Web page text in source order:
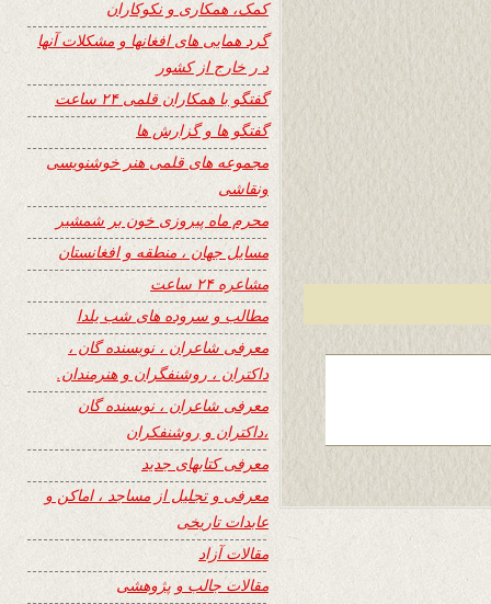
کمک، همکاری و نکوکاران
گرد همایی های افغانها و مشکلات آنها
د ر خارج از کشور
گفتگو با همکاران قلمی ۲۴ ساعت
گفتگو ها و گزارش ها
مجموعه های قلمی هنر خوشنویسی
ونقاشی
محرم ماه پیروزی خون بر شمشیر
مسایل جهان ، منطقه و افغانستان
مشاعره ۲۴ ساعت
مطالب و سروده های شب یلدا
معرفی شاعران ، نویسنده گان ،
داکتران ، روشنفگران و هنرمندان.
معرفی شاعران ، نویسنده گان
،داکتران و روشنفکران
معرفی کتابهای جدید
معرفی و تجلیل از مساجد ، اماکن و
عابدات تاریخی
مقالات آزاد
مقالات جالب و پژوهشی